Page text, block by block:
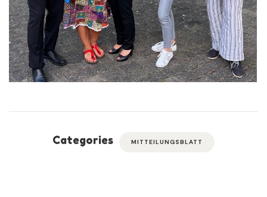
Categories MITTEILUNGSBLATT